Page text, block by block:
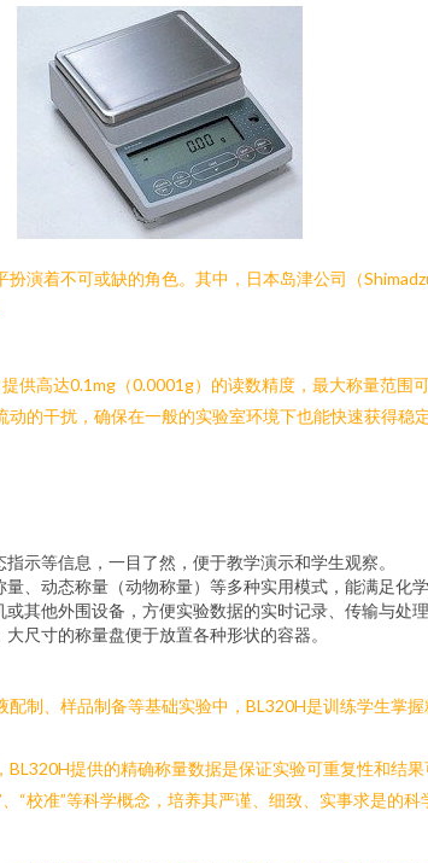
演着不可或缺的角色。其中，日本岛津公司（
供高达0.1mg（0.0001g）的读数精度，最大称量范
的干扰，确保在一般的实验室环境下也能快速获得
示等信息，一目了然，便于教学演示和学生观察。
、动态称量（动物称量）等多种实用模式，能满足化
其他外围设备，方便实验数据的实时记录、传输与处
尺寸的称量盘便于放置各种形状的容器。
制、样品制备等基础实验中，BL320H是训练学生掌
提供的精确称量数据是保证实验可重复性和结
“校准”等科学概念，培养其严谨、细致、实事求是的科